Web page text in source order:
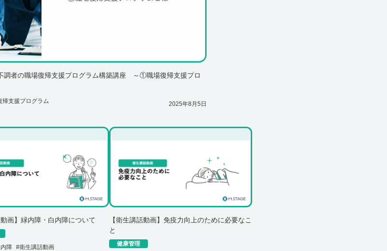
調者の職場復帰支援プログラム構築講座 ～①職場復帰支援プロ
帰支援プログラム 2025年8月5日
動画】緑内障・白内障について
障 #衛生講話動画
【衛生講話動画】免疫力向上のために必要なこ
と
健康管理